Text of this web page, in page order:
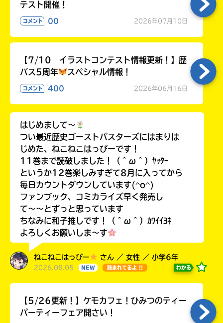
テスト開催！
コメント 00 2026年07月10日
【7/10 イラストコンテスト情報更新！】歴
バス5周年
スペシャル情報！
コメント 400 2026年06月16日
はじめまして〜
つい最近歴史ゴーストバスターズにはまりは
じめた、ねこねこはっぴーです！
11巻まで読破しました！（＾ω＾）ﾔｯﾀｰ
というか12巻楽しみすぎて8月に入ってから
毎日カウントダウンしています(^o^)
ファンブック、コミカライズ早く発売し
て〜〜とずっと思っています
ちなみに和子推しです！（＾ω＾）ｶﾜｲｲﾖﾈ
よろしくお願いしま〜す
ねこねこはっぴー さん ／ 女性 ／ 小学6年
2026.08.05 NEW 読まれてるよ !! わかる
【5/26更新！】ケモカフェ！ひみつのティー
パーティーフェア開さい！